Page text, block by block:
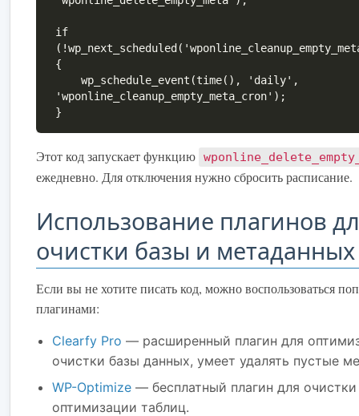
if
{
'wponline_cleanup_empty_meta_cron');
}
Этот код запускает функцию
ежедневно. Для отключения нужно сбросить расписание.
Использование плагинов
очистки базы и метаданных
Если вы не хотите писать код, можно воспользоваться
плагинами:
Clearfy Pro — расширенный плагин для
очистки базы данных, умеет удалять пустые
WP-Optimize — бесплатный плагин для
оптимизации таблиц.